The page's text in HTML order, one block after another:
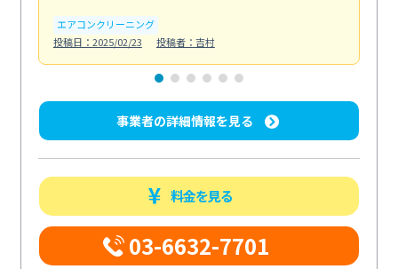
エアコンクリーニング
投稿日：2025/02/23
投稿者：吉村
事業者の詳細情報を見る
料金を見る
03-6632-7701